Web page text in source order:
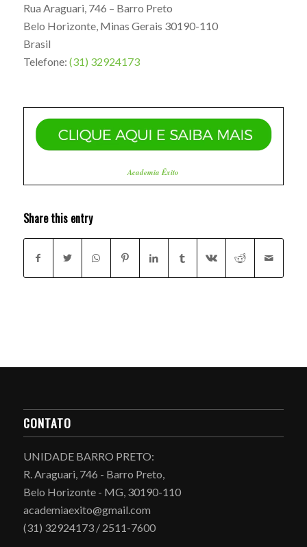
Rua Araguari, 746 – Barro Preto
Belo Horizonte, Minas Gerais 30190-110
Brasil
Telefone: (31) 32924173
Academia Êxito
Share this entry
CONTATO
UNIDADE BARRO PRETO:
R. Araguari, 746 - Barro Preto,
Belo Horizonte - MG, 30190-110
academiaexito@gmail.com
(31) 32924173 / 2511-7600